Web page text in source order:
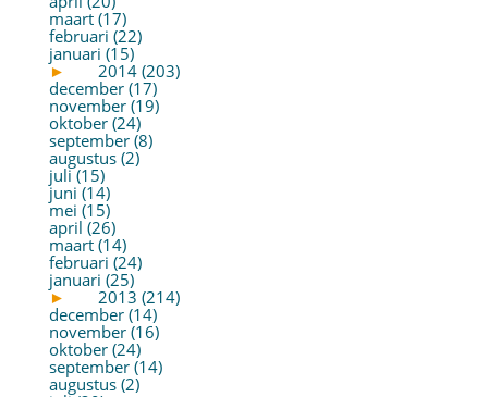
maart (17)
februari (22)
januari (15)
►
2014 (203)
december (17)
november (19)
oktober (24)
september (8)
augustus (2)
juli (15)
juni (14)
mei (15)
april (26)
maart (14)
februari (24)
januari (25)
►
2013 (214)
december (14)
november (16)
oktober (24)
september (14)
augustus (2)